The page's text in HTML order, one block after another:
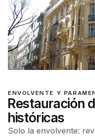
ENVOLVENTE Y
Restauración
históricas
Solo la envolvente: